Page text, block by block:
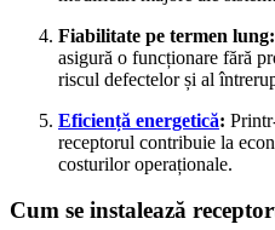
Fiabilitate pe termen lung:
asigură o funcționare fără
riscul defectelor și al
Eficiență energetică:
receptorul contribuie la
costurilor operaționale.
Cum se instalează